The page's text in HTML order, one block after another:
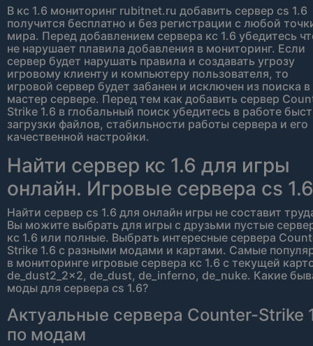
В кс 1.6 мониторинг rubitnet.ru добавить сервер cs 1.6
получится бесплатно и без регистрации с любой
мира. Перед добавлением сервера кс 1.6 убедитесь
не нарушает плавила добавления в мониторинг. Если
сервер будет нарушать правила и создавать угрозу
игровому клиенту и компьютеру пользователя, то
игровой сервер будет забанен и исключен из поиска в
мастер сервере. Перед тем как добавить сервер
Strike 1.6 в глобальный поиск убедитесь в работе
загрузки файлов, стабильности работы сервера и его
качественной настройки.
Найти сервер кс 1.6 для игры
онлайн. Игровые сервера cs 1.6
Найти сервер cs 1.6 для онлайн игры не составит
Вы можите выбрать для игры с друзьми пустые
кс 1.6 или полные. Выбрать интересные сервера
Strike 1.6 с разными модами и картами. Самые
в мониторинге игровые сервера кс 1.6 с текущей
de_dust2_2x2, de_dust, de_inferno, de_nuke. Какие
моды для сервера cs 1.6?
Актуальные сервера Counter-Strike
по модам